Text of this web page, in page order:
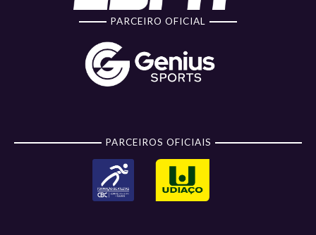
PARCEIRO OFICIAL
PARCEIROS OFICIAIS